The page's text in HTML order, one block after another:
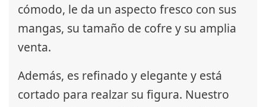
cómodo, le da un aspecto fresco con sus
mangas, su tamaño de cofre y su amplia
venta.
Además, es refinado y elegante y está
cortado para realzar su figura. Nuestro